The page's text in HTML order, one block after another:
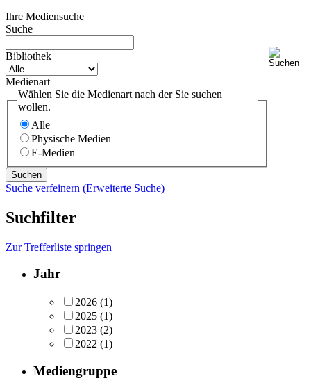
Ihre Mediensuche
Suche
Bibliothek
Medienart
Wählen Sie die Medienart nach der Sie suchen
wollen.
Alle
Physische Medien
E-Medien
Suche verfeinern (Erweiterte Suche)
Suchfilter
Zur Trefferliste springen
Jahr
2026 (1)
2025 (1)
2023 (2)
2022 (1)
Mediengruppe